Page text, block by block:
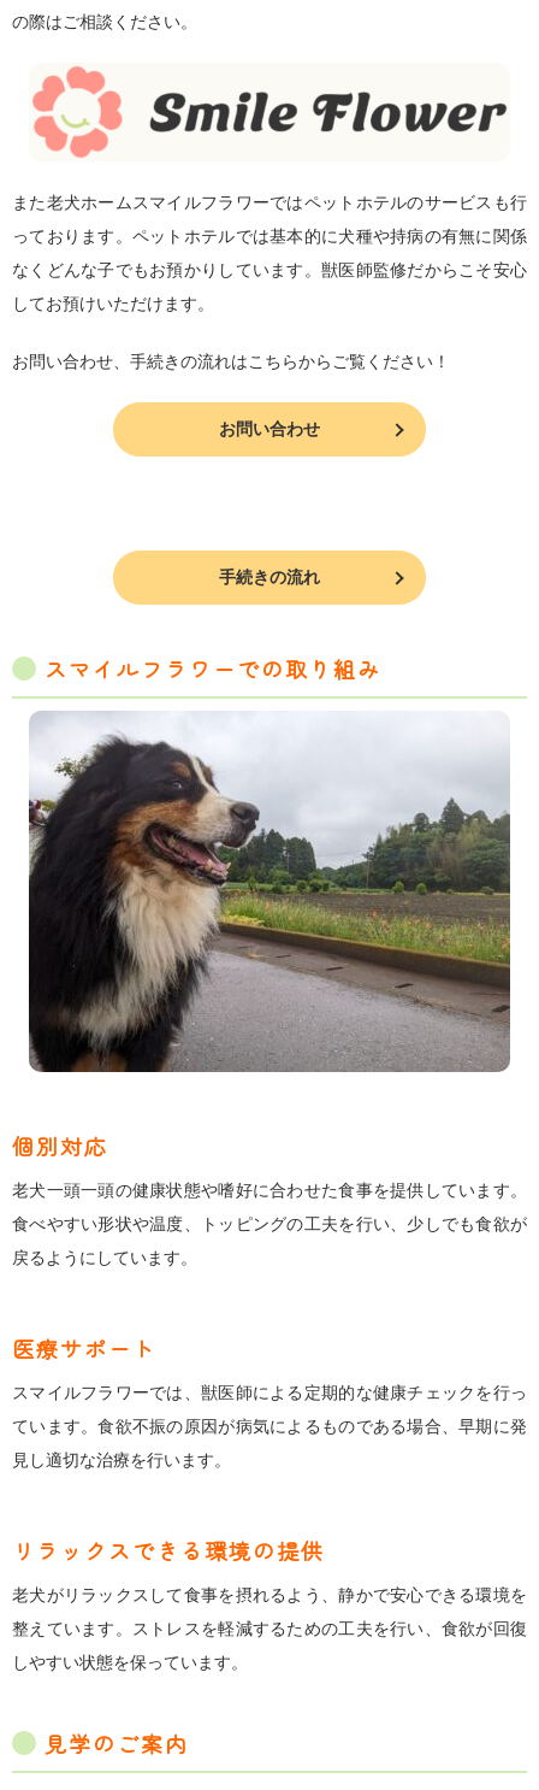
の際はご相談ください。
また老犬ホームスマイルフラワーではペットホテルのサービスも行
っております。ペットホテルでは基本的に犬種や持病の有無に関係
なくどんな子でもお預かりしています。獣医師監修だからこそ安心
してお預けいただけます。
お問い合わせ、手続きの流れはこちらからご覧ください！
お問い合わせ
手続きの流れ
スマイルフラワーでの取り組み
個別対応
老犬一頭一頭の健康状態や嗜好に合わせた食事を提供しています。
食べやすい形状や温度、トッピングの工夫を行い、少しでも食欲が
戻るようにしています。
医療サポート
スマイルフラワーでは、獣医師による定期的な健康チェックを行っ
ています。食欲不振の原因が病気によるものである場合、早期に発
見し適切な治療を行います。
リラックスできる環境の提供
老犬がリラックスして食事を摂れるよう、静かで安心できる環境を
整えています。ストレスを軽減するための工夫を行い、食欲が回復
しやすい状態を保っています。
見学のご案内